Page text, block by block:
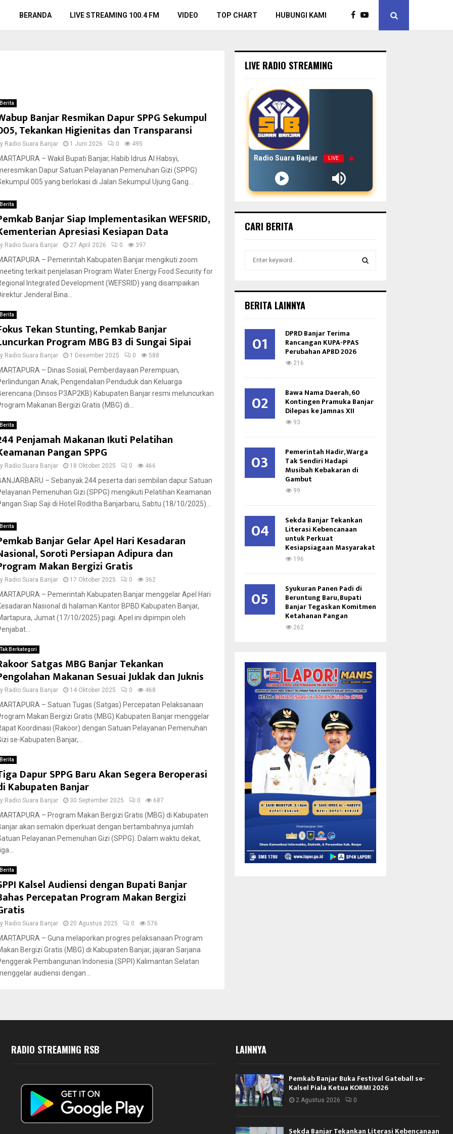
BERANDA LIVE STREAMING 100.4 FM VIDEO TOP CHART HUBUNGI KAMI
Berita
Banjar Resmikan Dapur SPPG Sekumpul
Tekankan Higienitas dan Transparansi
Radio Suara Banjar 1 Juni 2026 0 495
– Wakil Bupati Banjar, Habib Idrus Al Habsyi,
Dapur Satuan Pelayanan Pemenuhan Gizi (SPPG)
005 yang berlokasi di Jalan Sekumpul Ujung Gang...
Berita
Banjar Siap Implementasikan WEFSRID,
Apresiasi Kesiapan Data
Radio Suara Banjar 27 April 2026 0 397
– Pemerintah Kabupaten Banjar mengikuti zoom
terkait penjelasan Program Water Energy Food Security for
Integrated Development (WEFSRID) yang disampaikan
Jenderal Bina...
Berita
Tekan Stunting, Pemkab Banjar
Program MBG B3 di Sungai Sipai
Radio Suara Banjar 1 Desember 2025 0 588
– Dinas Sosial, Pemberdayaan Perempuan,
Anak, Pengendalian Penduduk dan Keluarga
(Dinsos P3AP2KB) Kabupaten Banjar resmi meluncurkan
Makanan Bergizi Gratis (MBG) di...
Berita
Penjamah Makanan Ikuti Pelatihan
Pangan SPPG
Radio Suara Banjar 18 Oktober 2025 0 466
– Sebanyak 244 peserta dari sembilan dapur Satuan
Pemenuhan Gizi (SPPG) mengikuti Pelatihan Keamanan
Siap Saji di Hotel Roditha Banjarbaru, Sabtu (18/10/2025)...
Berita
Banjar Gelar Apel Hari Kesadaran
Soroti Persiapan Adipura dan
Makan Bergizi Gratis
Radio Suara Banjar 17 Oktober 2025 0 362
– Pemerintah Kabupaten Banjar menggelar Apel Hari
Nasional di halaman Kantor BPBD Kabupaten Banjar,
Jumat (17/10/2025) pagi. Apel ini dipimpin oleh
Tak Berkategori
Satgas MBG Banjar Tekankan
Makanan Sesuai Juklak dan Juknis
Radio Suara Banjar 14 Oktober 2025 0 468
– Satuan Tugas (Satgas) Percepatan Pelaksanaan
Makan Bergizi Gratis (MBG) Kabupaten Banjar menggelar
Koordinasi (Rakoor) dengan Satuan Pelayanan Pemenuhan
se-Kabupaten Banjar,...
Berita
Dapur SPPG Baru Akan Segera Beroperasi
Kabupaten Banjar
Radio Suara Banjar 30 September 2025 0 687
– Program Makan Bergizi Gratis (MBG) di Kabupaten
akan semakin diperkuat dengan bertambahnya jumlah
Pelayanan Pemenuhan Gizi (SPPG). Dalam waktu dekat,
Berita
Kalsel Audiensi dengan Bupati Banjar
Percepatan Program Makan Bergizi
Radio Suara Banjar 20 Agustus 2025 0 576
– Guna melaporkan progres pelaksanaan Program
Bergizi Gratis (MBG) di Kabupaten Banjar, jajaran Sarjana
Pembangunan Indonesia (SPPI) Kalimantan Selatan
audiensi dengan...
LIVE RADIO STREAMING
Radio Suara Banjar LIVE
CARI BERITA
h
o
BERITA LAINNYA
01 DPRD Banjar Terima
Rancangan KUPA-PPAS
Perubahan APBD 2026
216
02 Bawa Nama Daerah, 60
Kontingen Pramuka Banjar
Dilepas ke Jamnas XII
93
03 Pemerintah Hadir, Warga
Tak Sendiri Hadapi
Musibah Kebakaran di
Gambut
99
04 Sekda Banjar Tekankan
Literasi Kebencanaan
untuk Perkuat
Kesiapsiagaan Masyarakat
196
05 Syukuran Panen Padi di
Beruntung Baru, Bupati
Banjar Tegaskan Komitmen
Ketahanan Pangan
262
RADIO STREAMING RSB LAINNYA
Pemkab Banjar Buka Festival Gateball se-
Kalsel Piala Ketua KORMI 2026
2 Agustus 2026 0
Sekda Banjar Tekankan Literasi Kebencanaan